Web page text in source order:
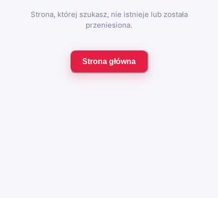
Strona, której szukasz, nie istnieje lub została
przeniesiona.
Strona główna